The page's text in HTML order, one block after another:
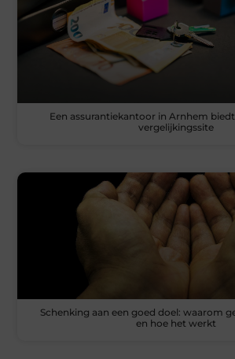
Een assurantiekantoor in Arnhem
vergelijkingssite
Schenking aan een goed doel: waarom
en hoe het werkt